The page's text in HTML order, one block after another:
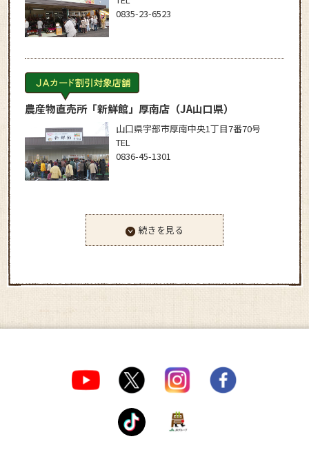
0835-23-6523
農産物直売所「新鮮館」厚南店（JA山口県）
山口県宇部市厚南中央1丁目7番70号
TEL
0836-45-1301
続きを見る